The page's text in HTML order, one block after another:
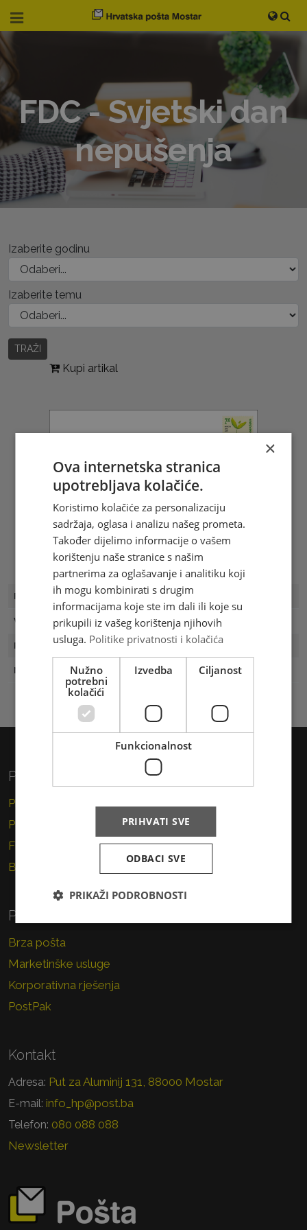
FDC - Svjetski dan
nepušenja
Izaberite godinu
Izaberite temu
TRAŽI
Kupi artikal
FDC Broj FDC HP 9/19
Vrijednost 4.40 KM
Prvi dan 31.05.2019
Naklada 300
Privatni korisnici
Pismo
Paket
Financijske usluge
Brzojav
Poslovni korisnici
Brza pošta
Marketinške usluge
Korporativna rješenja
PostPak
Kontakt
Adresa: Put za Aluminij 131, 88000 Mostar
E-mail: info_hp@post.ba
Telefon: 080 088 088
Newsletter
×
Ova internetska stranica
upotrebljava kolačiće.
Koristimo kolačiće za personalizaciju
sadržaja, oglasa i analizu našeg prometa.
Također dijelimo informacije o vašem
korištenju naše stranice s našim
partnerima za oglašavanje i analitiku koji
ih mogu kombinirati s drugim
informacijama koje ste im dali ili koje su
prikupili iz vašeg korištenja njihovih
usluga. Politike privatnosti i kolačića
Nužno
potrebni
kolačići
Izvedba Ciljanost
Funkcionalnost
PRIHVATI SVE
ODBACI SVE
PRIKAŽI PODROBNOSTI